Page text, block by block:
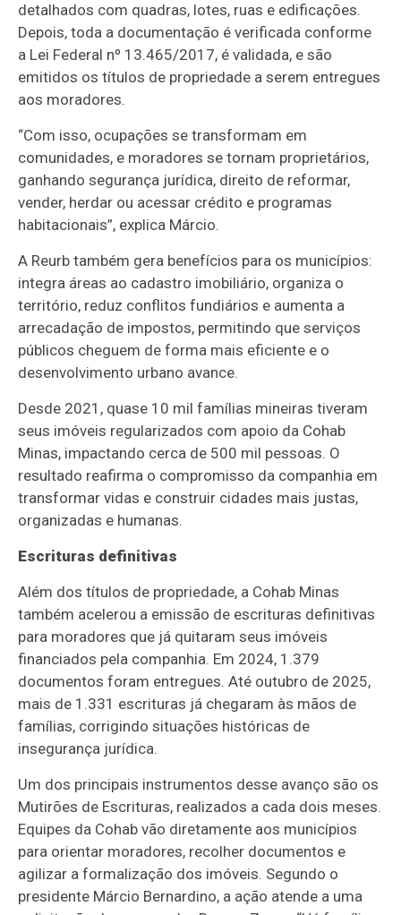
detalhados com quadras, lotes, ruas e edificações.
Depois, toda a documentação é verificada conforme
a Lei Federal nº 13.465/2017, é validada, e são
emitidos os títulos de propriedade a serem entregues
aos moradores.
“Com isso, ocupações se transformam em
comunidades, e moradores se tornam proprietários,
ganhando segurança jurídica, direito de reformar,
vender, herdar ou acessar crédito e programas
habitacionais”, explica Márcio.
A Reurb também gera benefícios para os municípios:
integra áreas ao cadastro imobiliário, organiza o
território, reduz conflitos fundiários e aumenta a
arrecadação de impostos, permitindo que serviços
públicos cheguem de forma mais eficiente e o
desenvolvimento urbano avance.
Desde 2021, quase 10 mil famílias mineiras tiveram
seus imóveis regularizados com apoio da Cohab
Minas, impactando cerca de 500 mil pessoas. O
resultado reafirma o compromisso da companhia em
transformar vidas e construir cidades mais justas,
organizadas e humanas.
Escrituras definitivas
Além dos títulos de propriedade, a Cohab Minas
também acelerou a emissão de escrituras definitivas
para moradores que já quitaram seus imóveis
financiados pela companhia. Em 2024, 1.379
documentos foram entregues. Até outubro de 2025,
mais de 1.331 escrituras já chegaram às mãos de
famílias, corrigindo situações históricas de
insegurança jurídica.
Um dos principais instrumentos desse avanço são os
Mutirões de Escrituras, realizados a cada dois meses.
Equipes da Cohab vão diretamente aos municípios
para orientar moradores, recolher documentos e
agilizar a formalização dos imóveis. Segundo o
presidente Márcio Bernardino, a ação atende a uma